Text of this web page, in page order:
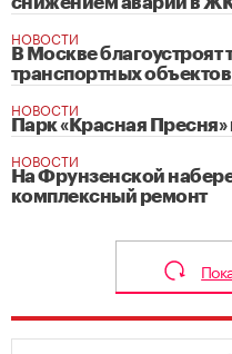
НОВОСТИ
В Москве
транспортных объектов
НОВОСТИ
Парк «Красная
НОВОСТИ
На Фрунзенской
комплексный ремонт